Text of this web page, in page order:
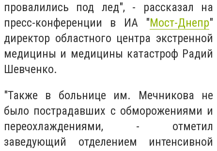
провалились под лед", - рассказал на
пресс-конференции в ИА "Мост-Днепр"
директор областного центра экстренной
медицины и медицины катастроф Радий
Шевченко.
"Также в больнице им. Мечникова не
было пострадавших с обморожениями и
переохлаждениями, - отметил
заведующий отделением интенсивной